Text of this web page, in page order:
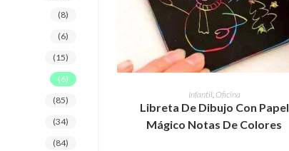
AÑADIR AL CARRITO
Infantil, Oficina
Libreta De Dibujo Con Papel
Mágico Notas De Colores
(8)
(6)
(15)
(6)
(85)
(34)
(84)